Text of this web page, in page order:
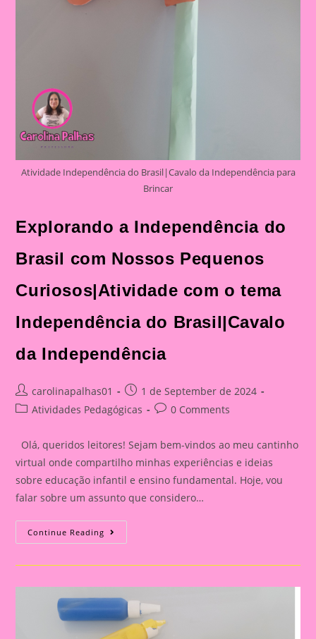
Atividade Independência do Brasil|Cavalo da Independência para
Brincar
Explorando a Independência do
Brasil com Nossos Pequenos
Curiosos|Atividade com o tema
Independência do Brasil|Cavalo
da Independência
Post
author:
carolinapalhas01
Post
published:
1 de September de 2024
PostAtividades Pedagógicas
Post0 Comments
Olá, queridos leitores! Sejam bem-vindos ao meu cantinho
virtual onde compartilho minhas experiências e ideias
sobre educação infantil e ensino fundamental. Hoje, vou
falar sobre um assunto que considero…
Continue Reading Explorando
A
Do
Nossos
Pequenos
Curiosos|Atividade
Com
O